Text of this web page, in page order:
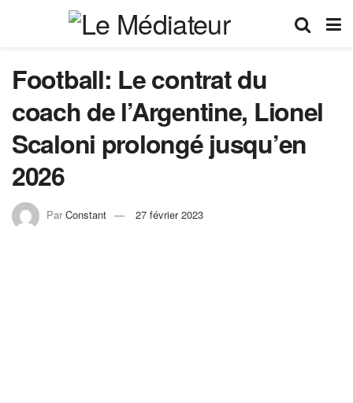
Football: Le contrat du
coach de l’Argentine, Lionel
Scaloni prolongé jusqu’en
2026
Par Constant 27 février 2023